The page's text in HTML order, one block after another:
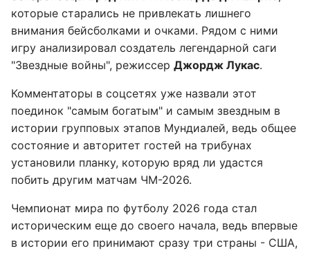
которые старались не привлекать лишнего
внимания бейсболками и очками. Рядом с ними
игру анализировал создатель легендарной саги
"Звездные войны", режиссер Джордж Лукас.
Комментаторы в соцсетях уже назвали этот
поединок "самым богатым" и самым звездным в
истории групповых этапов Мундиалей, ведь общее
состояние и авторитет гостей на трибунах
установили планку, которую вряд ли удастся
побить другим матчам ЧМ-2026.
Чемпионат мира по футболу 2026 года стал
историческим еще до своего начала, ведь впервые
в истории его принимают сразу три страны - США,